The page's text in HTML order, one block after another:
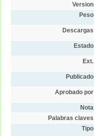
Version
Peso
Descargas
Estado
Ext.
Publicado
Aprobado por
Nota
Palabras claves
Tipo